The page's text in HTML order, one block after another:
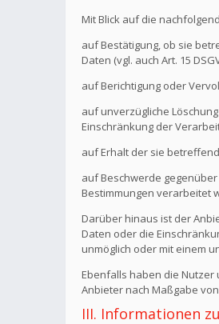
Mit Blick auf die
auf Bestätigung, ob sie
Daten (vgl. auch Art. 15
auf Berichtigung oder
auf unverzügliche
Einschränkung der
auf Erhalt der sie
auf Beschwerde
Bestimmungen verarbeitet
Darüber hinaus ist der
Daten oder die
unmöglich oder mit einem
Ebenfalls haben die Nutzer
Anbieter nach Maßgabe
III. Informationen